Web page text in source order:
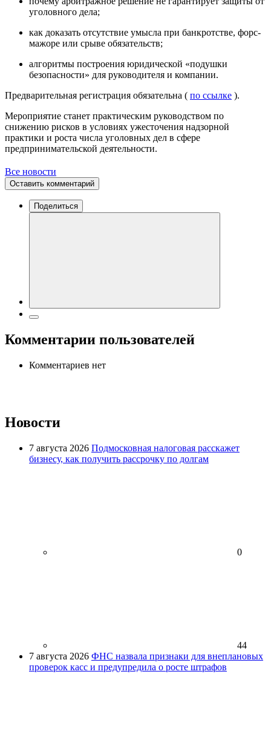
уголовного дела;
как доказать отсутствие умысла при банкротстве, форс-
мажоре или срыве обязательств;
алгоритмы построения юридической «подушки
безопасности» для руководителя и компании.
Предварительная регистрация обязательна ( по ссылке ).
Мероприятие станет практическим руководством по
снижению рисков в условиях ужесточения надзорной
практики и роста числа уголовных дел в сфере
предпринимательской деятельности.
Все новости
Оставить комментарий
Поделиться
Комментарии пользователей
Комментариев нет
Новости
7 августа 2026 Подмосковная налоговая расскажет
бизнесу, как получить рассрочку по долгам
0
44
7 августа 2026 ФНС назвала признаки для внеплановых
проверок касс и предупредила о росте штрафов